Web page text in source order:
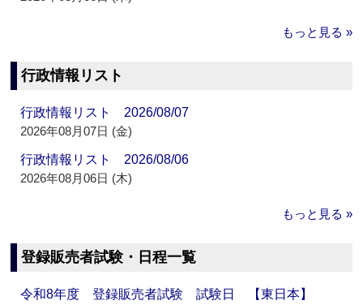
もっと見る »
行政情報リスト
行政情報リスト 2026/08/07
2026年08月07日 (金)
行政情報リスト 2026/08/06
2026年08月06日 (木)
もっと見る »
登録販売者試験・日程一覧
令和8年度 登録販売者試験 試験日 【東日本】